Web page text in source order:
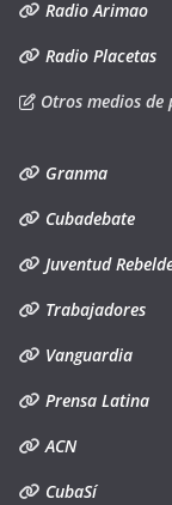
Radio Arimao
Radio Placetas
Otros medios de
Granma
Cubadebate
Juventud
Trabajadores
Vanguardia
Prensa Latina
ACN
CubaSí